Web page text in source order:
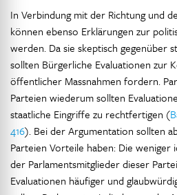
In Verbindung mit der Richtung und
können ebenso Erklärungen zur
werden. Da sie skeptisch gegenüber
sollten Bürgerliche Evaluationen zur
öffentlicher Massnahmen fordern.
Parteien wiederum sollten
staatliche Eingriffe zu rechtfertigen (
416). Bei der Argumentation sollten
Parteien Vorteile haben: Die weniger
der Parlamentsmitglieder dieser
Evaluationen häufiger und